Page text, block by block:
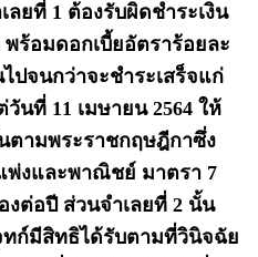
ยที่ 1 ต้องรับผิดชำระเงิน
ร้อมดอกเบี้ยอัตราร้อยละ
ปจนกว่าจะชำระเสร็จแก่
นที่ 11 เมษายน 2564 ให้
ตามพระราชกฤษฎีกาซึ่ง
งและพาณิชย์ มาตรา 7
งต่อปี ส่วนจำเลยที่ 2 นั้น
ทก์มีสิทธิได้รับตามที่วินิจฉัย